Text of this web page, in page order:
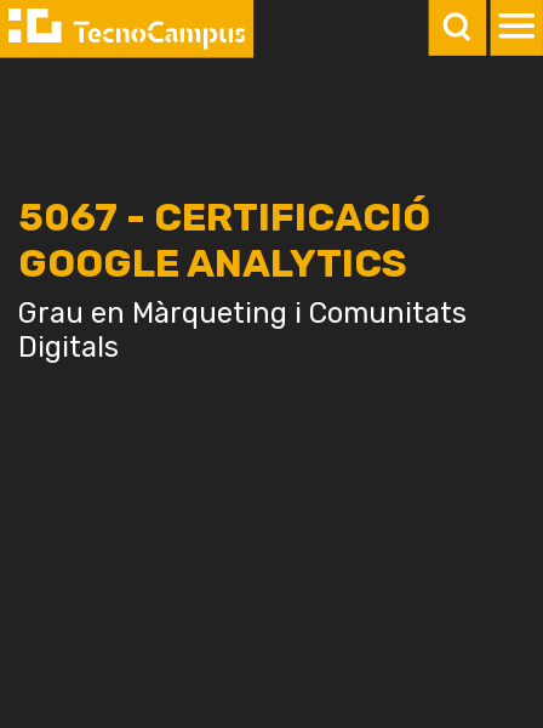
5067 - CERTIFICACIÓ
GOOGLE ANALYTICS
Grau en Màrqueting i Comunitats
Digitals